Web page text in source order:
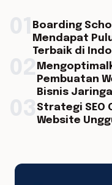
Boarding
Mendapat
Terbaik di
Pembuatan
Bisnis
Strategi SEO
Website